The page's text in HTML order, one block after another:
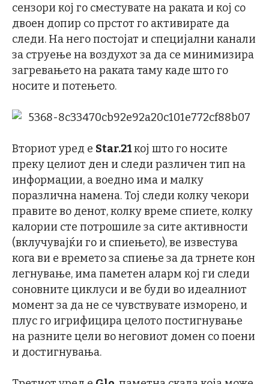
сензори кој го сместувате на раката и кој со
двоен допир со прстот го активирате да
следи. На него постојат и специјални канали
за струење на воздухот за да се минимизира
загревањето на раката таму каде што го
носите и потењето.
Вториот уред е Star.21кој што го носите
преку целиот ден и следи различен тип на
информации, а воедно има и малку
поразлична намена. Тој следи колку чекори
правите во денот, колку време спиете, колку
калории сте потрошиле за сите активности
(вклучувајќи го и спиењето), ве известува
кога ви е времето за спиење за да трнете кон
легнување, има паметен аларм кој ги следи
соновните циклуси и ве буди во идеалниот
момент за да не се чувствувате изморено, и
плус го игрифицира целото постигнување
на разните цели во неговиот домен со поени
и достигнувања.